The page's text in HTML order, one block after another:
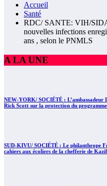
Accueil
Santé
RDC/ SANTE: VIH/
nouvelles infections
ans , selon le PNMLS
A LA UNE
NEW-YORK/ SOCIÉTÉ : L’ambassadeur
Rick Scott sur la protection du
SUD-KIVU/ SOCIÉTÉ : Le philanthrope
cahiers aux écoliers de la chefferie de